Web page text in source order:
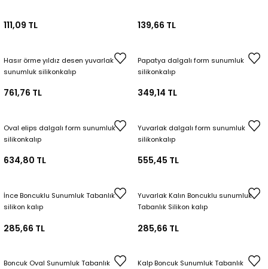
111,09 TL 139,66 TL
Hasır örme yıldız desen yuvarlak
sunumluk silikonkalıp
761,76 TL
Papatya dalgalı form sunumluk
silikonkalıp
349,14 TL
Oval elips dalgalı form sunumluk
silikonkalıp
634,80 TL
Yuvarlak dalgalı form sunumluk
silikonkalıp
555,45 TL
İnce Boncuklu Sunumluk Tabanlık
silikon kalıp
285,66 TL
Yuvarlak Kalın Boncuklu sunumluk
Tabanlık Silikon kalıp
285,66 TL
Boncuk Oval Sunumluk Tabanlık
Kalp Boncuk Sunumluk Tabanlık